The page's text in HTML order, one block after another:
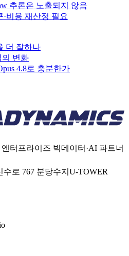
추론은 노출되지 않음
비용 재산정 필요
더 잘하나
의 변화
4.8로 충분한가
터프라이즈 빅데이터·AI 파트너
로 767 분당수지U-TOWER